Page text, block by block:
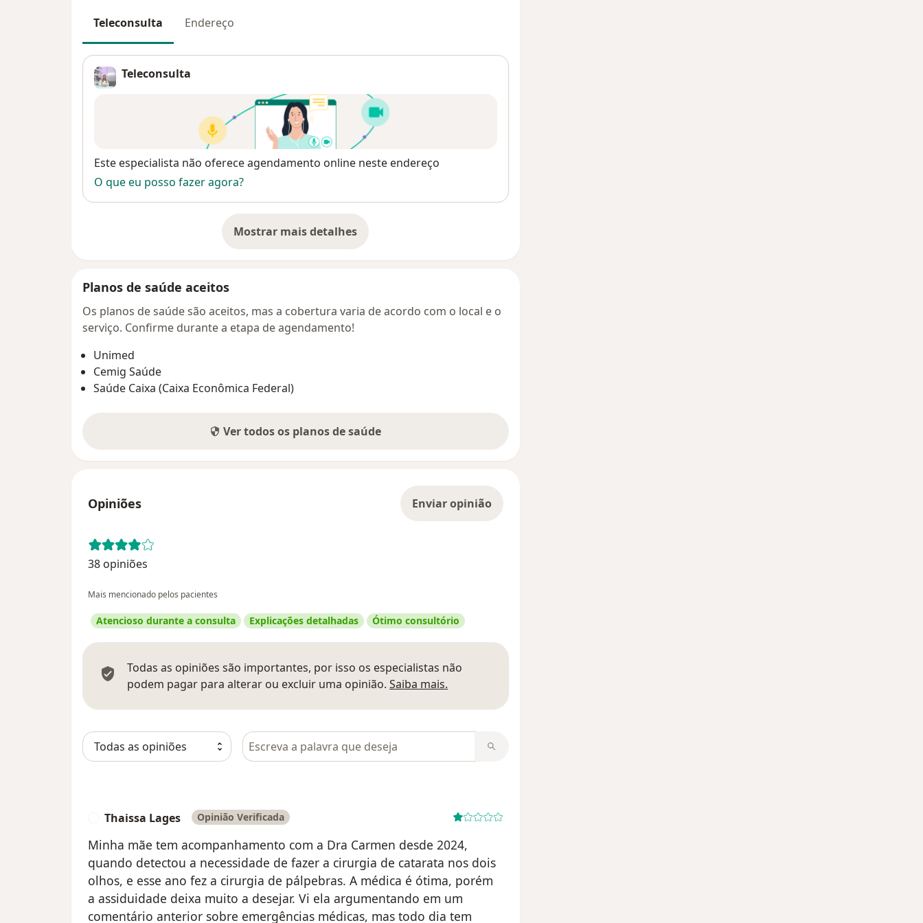
Teleconsulta Endereço
Teleconsulta
Disponibilidade
Este especialista não oferece agendamento online neste endereço
O que eu posso fazer agora?
Mostrar mais detalhes
sobre o endereço
Planos de saúde aceitos
Os planos de saúde são aceitos, mas a cobertura varia de acordo com o local e o
serviço. Confirme durante a etapa de agendamento!
Unimed
Cemig Saúde
Saúde Caixa (Caixa Econômica Federal)
Ver todos os planos de saúde
Opiniões Enviar opinião
38 opiniões
Mais mencionado pelos pacientes
Atencioso durante a consulta Explicações detalhadas Ótimo consultório
Todas as opiniões são importantes, por isso os especialistas não
podem pagar para alterar ou excluir uma opinião. Saiba mais.
Pesquisar em opiniões
Thaissa Lages Opinião Verificada
Minha mãe tem acompanhamento com a Dra Carmen desde 2024,
quando detectou a necessidade de fazer a cirurgia de catarata nos dois
olhos, e esse ano fez a cirurgia de pálpebras. A médica é ótima, porém
a assiduidade deixa muito a desejar. Vi ela argumentando em um
comentário anterior sobre emergências médicas, mas todo dia tem